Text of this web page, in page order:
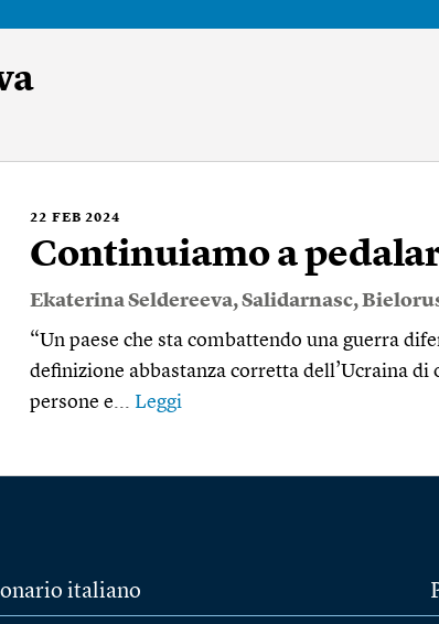
22 FEB 2024
Continuiamo a
Ekaterina Seldereeva,Salidarnasc,
“Un paese che sta combattendo una guerra
definizione abbastanza corretta dell’Ucraina
persone e... Leggi
italiano